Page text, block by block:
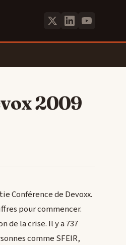
2009
Conférence de Devoxx.
pour commencer.
de la crise. Il y a 737
comme SFEIR,